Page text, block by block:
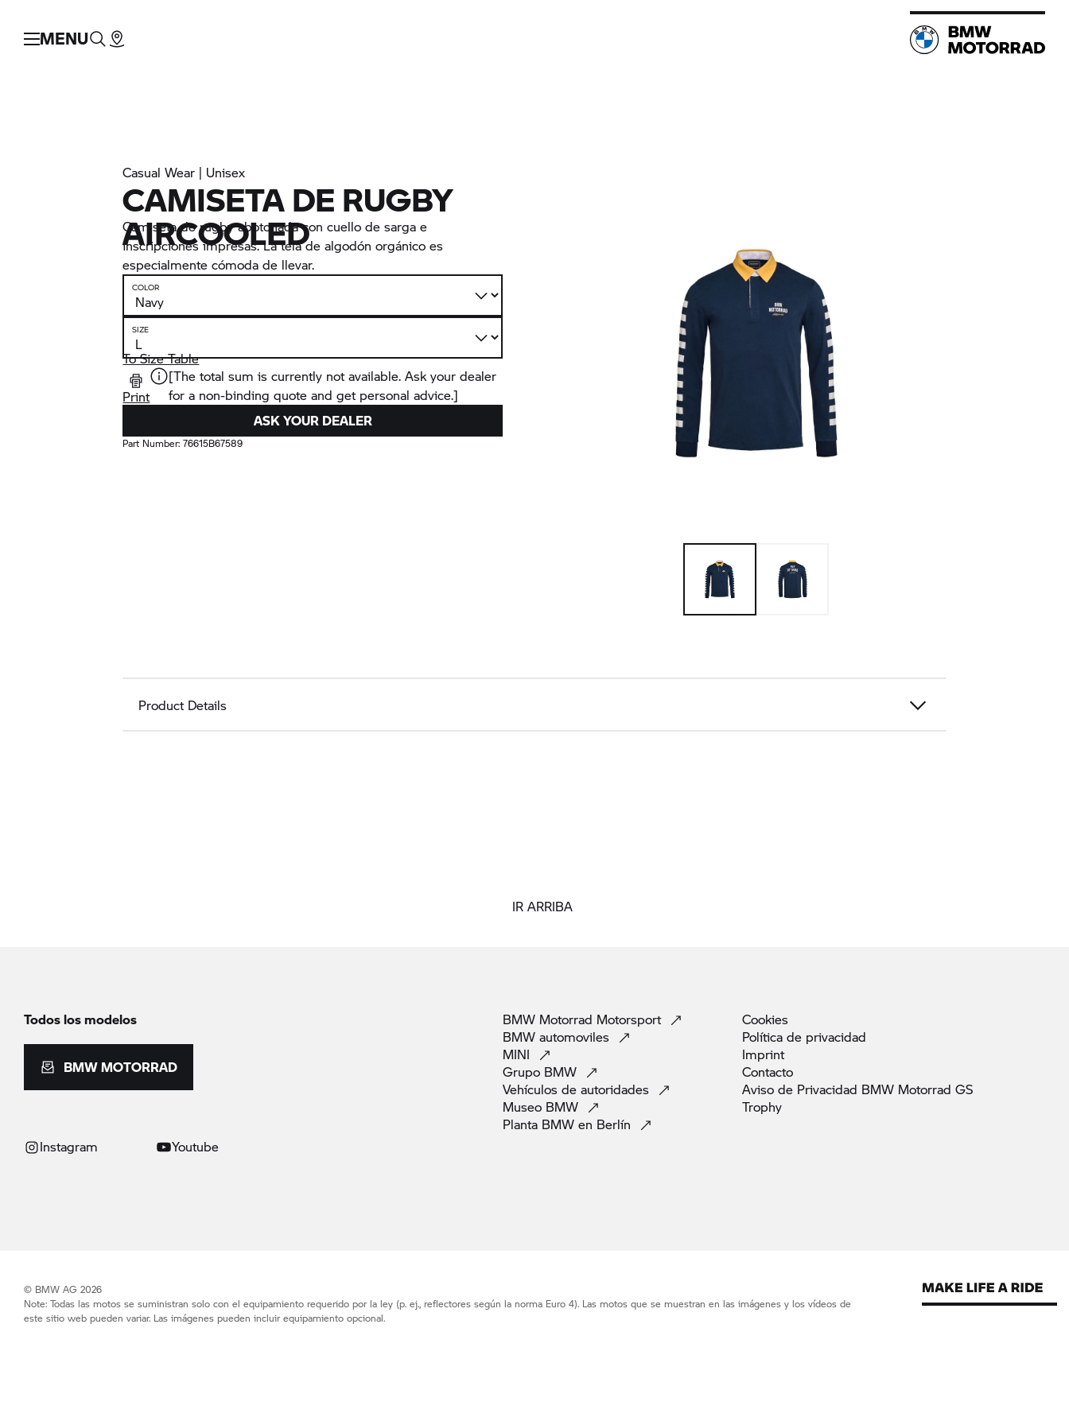
MENU
Casual Wear | Unisex
CAMISETA DE RUGBY
AIRCOOLED
Camiseta de rugby abotonada con cuello de sarga e
inscripciones impresas. La tela de algodón orgánico es
especialmente cómoda de llevar.
COLOR
SIZE
To Size Table
Print
[The total sum is currently not available. Ask your dealer
for a non-binding quote and get personal advice.]
ASK YOUR DEALER
Part Number:76615B67589
Product Details
IR ARRIBA
Todos los modelos
BMW MOTORRAD
Instagram Youtube
BMW Motorrad Motorsport
BMW automoviles
MINI
Grupo BMW
Vehículos de autoridades
Museo BMW
Planta BMW en Berlín
Cookies
Política de privacidad
Imprint
Contacto
Aviso de Privacidad BMW Motorrad GS
Trophy
© BMW AG 2026
Note: Todas las motos se suministran solo con el equipamiento requerido por la ley (p. ej., reflectores según la norma Euro 4). Las motos que se muestran en las imágenes y los vídeos de
este sitio web pueden variar. Las imágenes pueden incluir equipamiento opcional.